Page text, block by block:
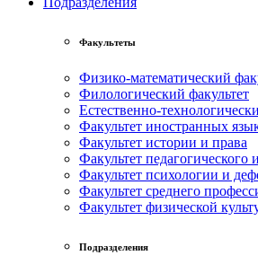
Факультеты
Физико-математический
Филологический факультет
Естественно-
Факультет иностранных
Факультет истории и права
Факультет педагогического
Факультет психологии и
Факультет среднего
Факультет физической
Подразделения